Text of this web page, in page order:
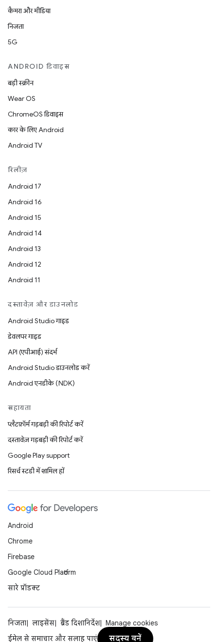
कैमरा और मीडिया
निजता
5G
ANDROID डिवाइस
बड़ी स्क्रीन
Wear OS
ChromeOS डिवाइस
कार के लिए Android
Android TV
रिलीज़
Android 17
Android 16
Android 15
Android 14
Android 13
Android 12
Android 11
दस्तावेज़ और डाउनलोड
Android Studio गाइड
डेवलपर गाइड
API (एपीआई) संदर्भ
Android Studio डाउनलोड करें
Android एनडीके (NDK)
सहायता
प्लैटफ़ॉर्म गड़बड़ी की रिपोर्ट करें
दस्तावेज़ गड़बड़ी की रिपोर्ट करें
Google Play support
रिसर्च स्टडी में शामिल हों
Android
Chrome
Firebase
Google Cloud Platform
सारे प्रॉडक्ट
निजता लाइसेंस ब्रैंड दिशानिर्देश
Manage cookies
ईमेल से समाचार और सलाह पाएं
सदस्य बनें